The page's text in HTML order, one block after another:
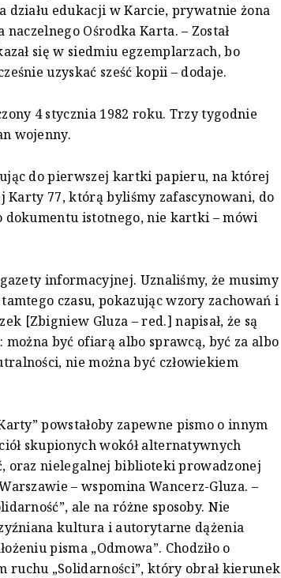
działu edukacji w Karcie, prywatnie żona
Ośrodka Karta. – Został
się w siedmiu egzemplarzach, bo
uzyskać sześć kopii – dodaje.
4 stycznia 1982 roku. Trzy tygodnie
wojenny.
do pierwszej kartki papieru, na której
Karty 77, którą byliśmy zafascynowani, do
istotnego, nie kartki – mówi
informacyjnej. Uznaliśmy, że musimy
czasu, pokazując wzory zachowań i
[Zbigniew Gluza – red.] napisał, że są
być ofiarą albo sprawcą, być za albo
nie można być człowiekiem
powstałoby zapewne pismo o innym
skupionych wokół alternatywnych
oraz nielegalnej biblioteki prowadzonej
– wspomina Wancerz-Gluza. –
ale na różne sposoby. Nie
kultura i autorytarne dążenia
pisma „Odmowa”. Chodziło o
ruchu „Solidarności”, który obrał kierunek